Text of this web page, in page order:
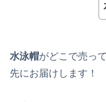
水泳帽がどこで売っ
先にお届けします！